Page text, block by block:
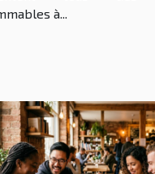
à...